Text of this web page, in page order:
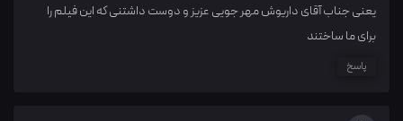
یعنی جناب آقای داریوش مهر جویی عزیز و دوست داشتنی که این فیلم را
برای ما ساختند
پاسخ